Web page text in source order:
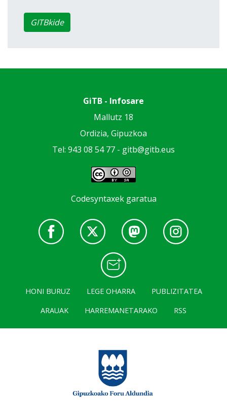
GITBkide
GiTB - Infosare
Mallutz 18
Ordizia, Gipuzkoa
Tel: 943 08 54 77 - gitb@gitb.eus
Codesyntaxek garatua
HONI BURUZ LEGE OHARRA
PUBLIZITATEA
ARAUAK
HARREMANETARAKO RSS